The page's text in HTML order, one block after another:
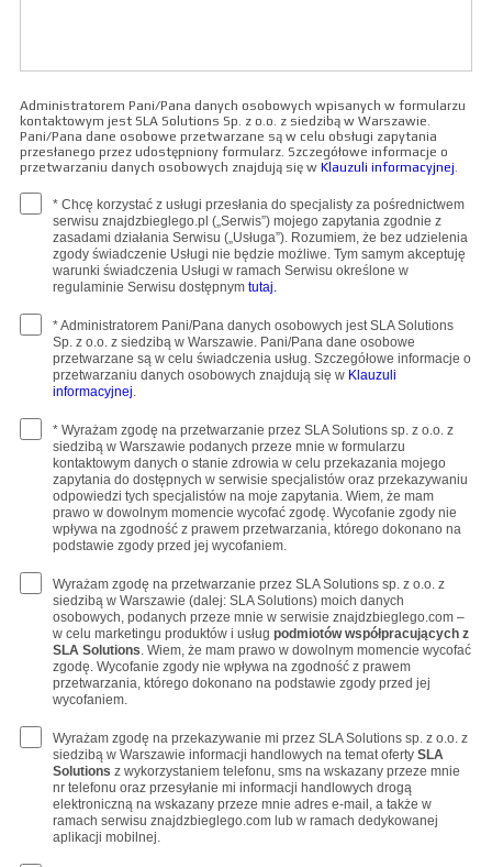
Administratorem Pani/Pana danych osobowych wpisanych w formularzu
kontaktowym jest SLA Solutions Sp. z o.o. z siedzibą w Warszawie.
Pani/Pana dane osobowe przetwarzane są w celu obsługi zapytania
przesłanego przez udostępniony formularz. Szczegółowe informacje o
przetwarzaniu danych osobowych znajdują się w Klauzuli informacyjnej.
* Chcę korzystać z usługi przesłania do specjalisty za pośrednictwem
serwisu znajdzbieglego.pl („Serwis”) mojego zapytania zgodnie z
zasadami działania Serwisu („Usługa”). Rozumiem, że bez udzielenia
zgody świadczenie Usługi nie będzie możliwe. Tym samym akceptuję
warunki świadczenia Usługi w ramach Serwisu określone w
regulaminie Serwisu dostępnym tutaj.
* Administratorem Pani/Pana danych osobowych jest SLA Solutions
Sp. z o.o. z siedzibą w Warszawie. Pani/Pana dane osobowe
przetwarzane są w celu świadczenia usług. Szczegółowe informacje o
przetwarzaniu danych osobowych znajdują się w Klauzuli
informacyjnej.
* Wyrażam zgodę na przetwarzanie przez SLA Solutions sp. z o.o. z
siedzibą w Warszawie podanych przeze mnie w formularzu
kontaktowym danych o stanie zdrowia w celu przekazania mojego
zapytania do dostępnych w serwisie specjalistów oraz przekazywaniu
odpowiedzi tych specjalistów na moje zapytania. Wiem, że mam
prawo w dowolnym momencie wycofać zgodę. Wycofanie zgody nie
wpływa na zgodność z prawem przetwarzania, którego dokonano na
podstawie zgody przed jej wycofaniem.
Wyrażam zgodę na przetwarzanie przez SLA Solutions sp. z o.o. z
siedzibą w Warszawie (dalej: SLA Solutions) moich danych
osobowych, podanych przeze mnie w serwisie znajdzbieglego.com –
w celu marketingu produktów i usług podmiotów współpracujących z
SLA Solutions. Wiem, że mam prawo w dowolnym momencie wycofać
zgodę. Wycofanie zgody nie wpływa na zgodność z prawem
przetwarzania, którego dokonano na podstawie zgody przed jej
wycofaniem.
Wyrażam zgodę na przekazywanie mi przez SLA Solutions sp. z o.o. z
siedzibą w Warszawie informacji handlowych na temat oferty SLA
Solutions z wykorzystaniem telefonu, sms na wskazany przeze mnie
nr telefonu oraz przesyłanie mi informacji handlowych drogą
elektroniczną na wskazany przeze mnie adres e-mail, a także w
ramach serwisu znajdzbieglego.com lub w ramach dedykowanej
aplikacji mobilnej.